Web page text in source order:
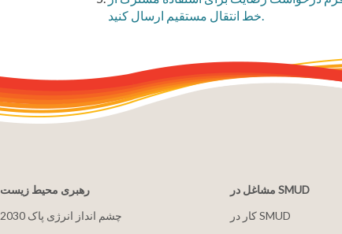
خط انتقال مستقیم ارسال کنید.
رهبری محیط زیست
2030 چشم انداز انرژی پاک
مشاغل در SMUD
کار در SMUD